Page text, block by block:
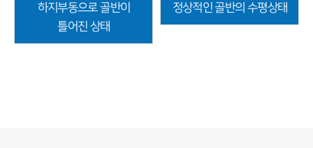
하지부동으로 골반이
틀어진 상태
정상적인 골반의 수평상태